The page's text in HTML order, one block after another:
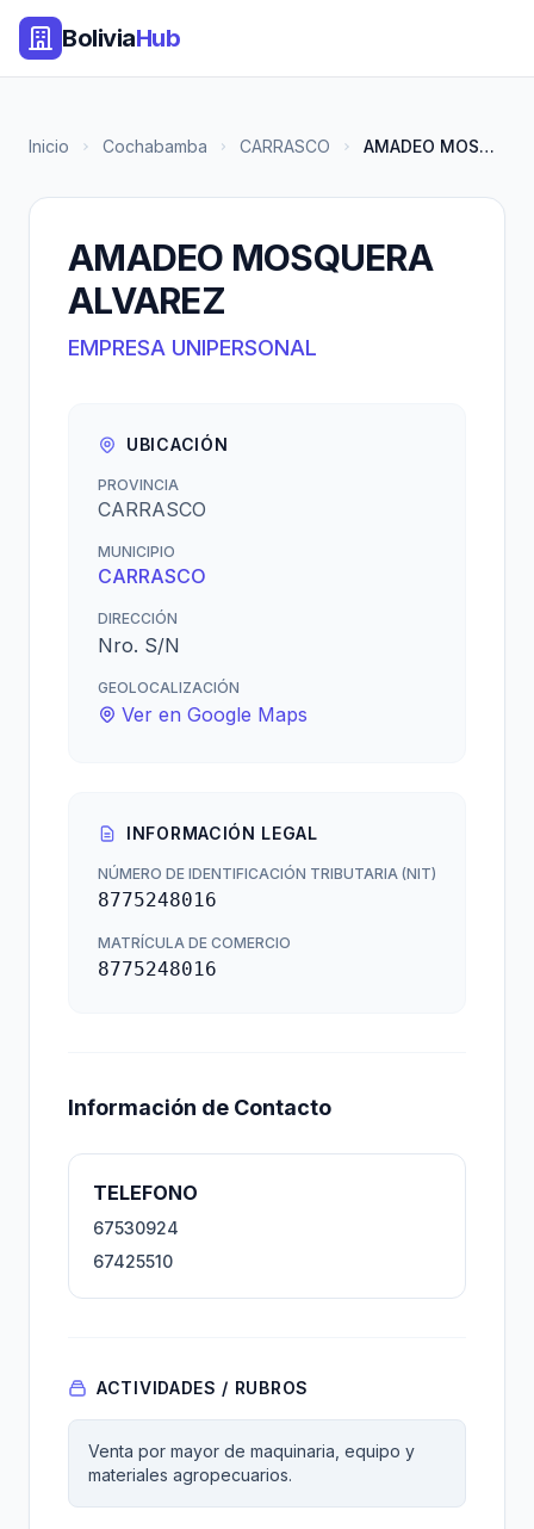
BoliviaHub
Inicio Cochabamba CARRASCO AMADEO MOSQUERA ALVAREZ
AMADEO MOSQUERA
ALVAREZ
EMPRESA UNIPERSONAL
UBICACIÓN
PROVINCIA
CARRASCO
MUNICIPIO
CARRASCO
DIRECCIÓN
Nro. S/N
GEOLOCALIZACIÓN
Ver en Google Maps
INFORMACIÓN LEGAL
NÚMERO DE IDENTIFICACIÓN TRIBUTARIA (NIT)
8775248016
MATRÍCULA DE COMERCIO
8775248016
Información de Contacto
TELEFONO
67530924
67425510
ACTIVIDADES / RUBROS
Venta por mayor de maquinaria, equipo y
materiales agropecuarios.